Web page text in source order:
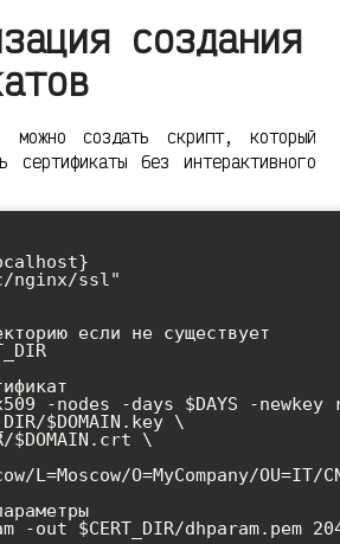
создания
можно создать скрипт, который
сертификаты без интерактивного
nginx/ssl"
если не существует
-nodes -days $DAYS -
$DOMAIN.key \
$DOMAIN.crt \
L=Moscow/O=MyCompany/OU=IT/
-out $CERT_DIR/dhparam.pem